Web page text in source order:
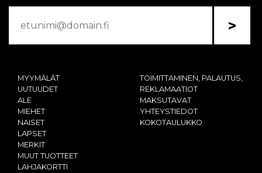
>
MYYMÄLÄT
UUTUUDET
ALE
MIEHET
NAISET
LAPSET
MERKIT
MUUT TUOTTEET
LAHJAKORTTI
TOIMITTAMINEN, PALAUTUS,
REKLAMAATIOT
MAKSUTAVAT
YHTEYSTIEDOT
KOKOTAULUKKO